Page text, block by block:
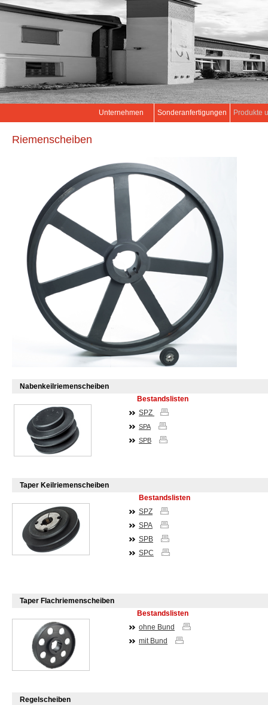
Unternehmen Sonderanfertigungen Produkte
Riemenscheiben
Nabenkeilriemenscheiben
Bestandslisten
SPZ
SPA
SPB
Taper Keilriemenscheiben
Bestandslisten
SPZ
SPA
SPB
SPC
Taper Flachriemenscheiben
Bestandslisten
ohne Bund
mit Bund
Regelscheiben